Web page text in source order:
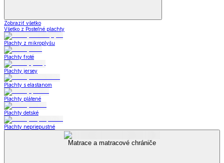
Zobraziť všetko
Všetko z Posteľné plachty
Plachty z mikroplyšu
Plachty froté
Plachty jersey
Plachty s elastanom
Plachty plátené
Plachty detské
Plachty nepriepustné
Matrace a matracové chrániče